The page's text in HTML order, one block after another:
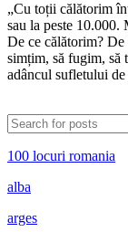
„Cu toții călătorim
sau la peste 10.000.
De ce călătorim?
simțim, să fugim, să
adâncul sufletului
100 locuri romania
alba
arges